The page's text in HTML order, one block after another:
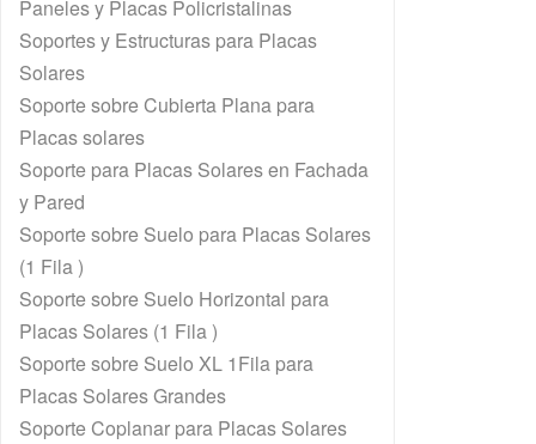
Paneles y Placas Policristalinas
Soportes y Estructuras para Placas
Solares
Soporte sobre Cubierta Plana para
Placas solares
Soporte para Placas Solares en Fachada
y Pared
Soporte sobre Suelo para Placas Solares
(1 Fila )
Soporte sobre Suelo Horizontal para
Placas Solares (1 Fila )
Soporte sobre Suelo XL 1Fila para
Placas Solares Grandes
Soporte Coplanar para Placas Solares